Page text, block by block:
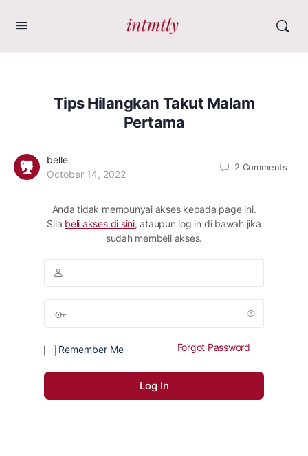
Tips Hilangkan Takut Malam
Pertama
belle
October 14, 2022
2 Comments
Anda tidak mempunyai akses kepada page ini.
Sila beli akses di sini, ataupun log in di bawah jika
sudah membeli akses.
Remember Me Forgot Password